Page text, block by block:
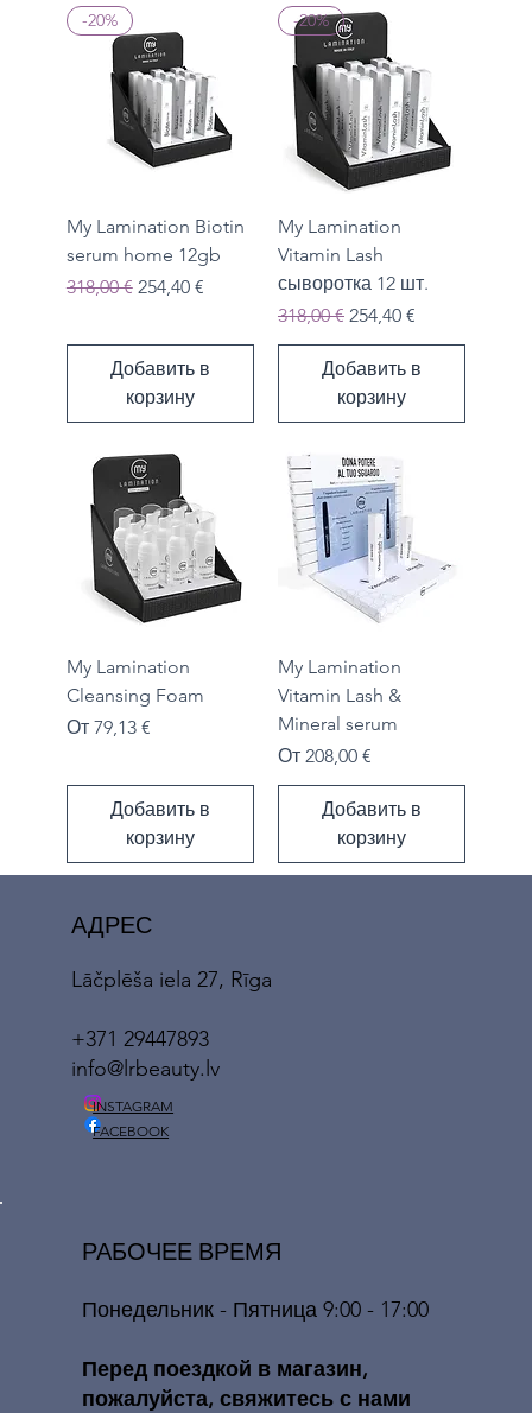
-20%
My Lamination Biotin
serum home 12gb
Обычная цена
318,00 € Цена со скидкой
254,40 €
Добавить в
корзину
-20%
My Lamination
Vitamin Lash
сыворотка 12 шт.
Обычная цена
318,00 € Цена со скидкой
254,40 €
Добавить в
корзину
My Lamination
Cleansing Foam
От 79,13 €
Цена со скидкой
Добавить в
корзину
My Lamination
Vitamin Lash &
Mineral serum
От 208,00 €
Цена со скидкой
Добавить в
корзину
АДРЕС
Lāčplēša iela 27, Rīga
+371 29447893
info@lrbeauty.lv
INSTAGRAM
FACEBOOK
РАБОЧЕЕ ВРЕМЯ
Понедельник - Пятница 9:00 - 17:00
​​Перед поездкой в ​​магазин,
пожалуйста, свяжитесь с нами